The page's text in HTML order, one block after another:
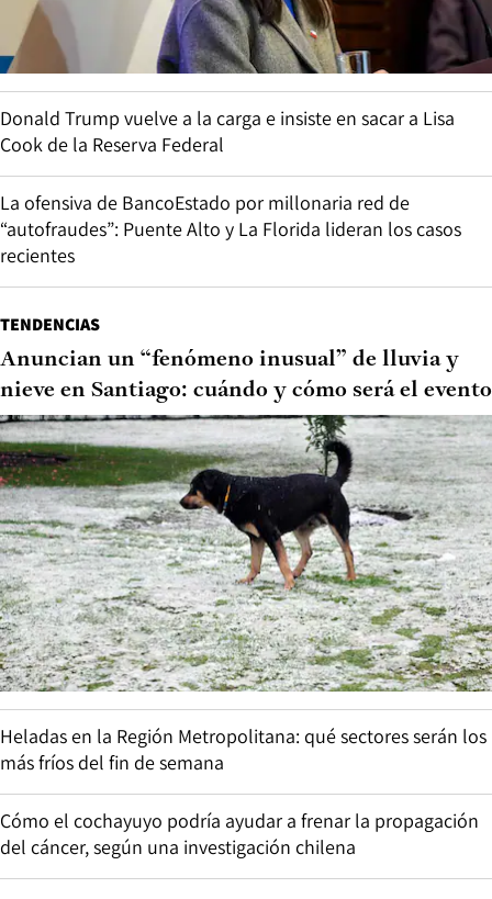
Donald Trump vuelve a la carga e insiste en sacar a Lisa
Cook de la Reserva Federal
La ofensiva de BancoEstado por millonaria red de
“autofraudes”: Puente Alto y La Florida lideran los casos
recientes
TENDENCIAS
Anuncian un “fenómeno inusual” de lluvia y
nieve en Santiago: cuándo y cómo será el evento
Heladas en la Región Metropolitana: qué sectores serán los
más fríos del fin de semana
Cómo el cochayuyo podría ayudar a frenar la propagación
del cáncer, según una investigación chilena